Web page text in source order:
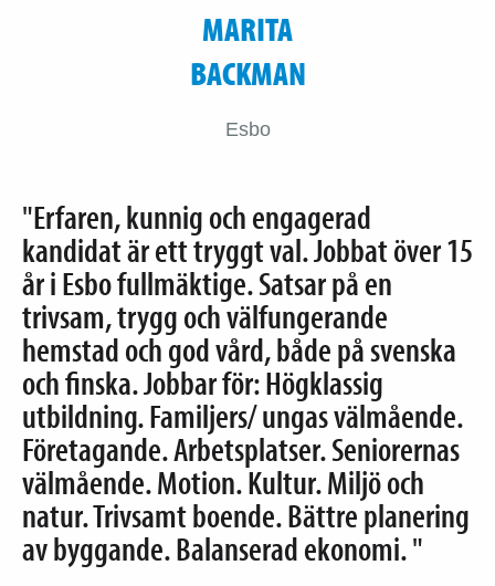
MARITA
BACKMAN
Esbo
"Erfaren, kunnig och engagerad
kandidat är ett tryggt val. Jobbat över 15
år i Esbo fullmäktige. Satsar på en
trivsam, trygg och välfungerande
hemstad och god vård, både på svenska
och finska. Jobbar för: Högklassig
utbildning. Familjers/ ungas välmående.
Företagande. Arbetsplatser. Seniorernas
välmående. Motion. Kultur. Miljö och
natur. Trivsamt boende. Bättre planering
av byggande. Balanserad ekonomi. "